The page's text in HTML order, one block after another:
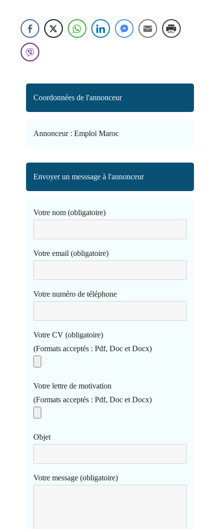
Coordonnées de l'annonceur
Annonceur : Emploi Maroc
Envoyer un messsage à l'annonceur
Votre nom (obligatoire)
Votre email (obligatoire)
Votre numéro de téléphone
Votre CV (obligatoire)
(Formats acceptés : Pdf, Doc et Docx)
Votre lettre de motivation
(Formats acceptés : Pdf, Doc et Docx)
Objet
Votre message (obligatoire)